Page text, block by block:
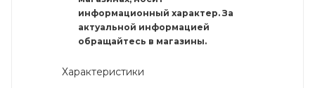
информационный характер. За
актуальной информацией
обращайтесь в магазины.
Характеристики